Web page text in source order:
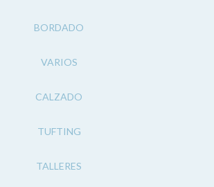
BORDADO
VARIOS
CALZADO
TUFTING
TALLERES